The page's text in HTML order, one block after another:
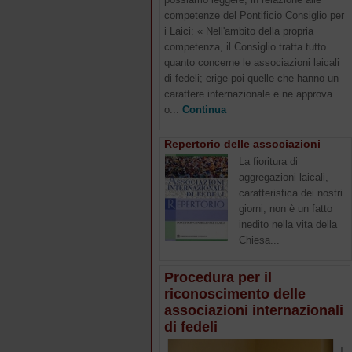
competenze del Pontificio Consiglio per
i Laici: « Nell'ambito della propria
competenza, il Consiglio tratta tutto
quanto concerne le associazioni laicali
di fedeli; erige poi quelle che hanno un
carattere internazionale e ne approva
o... Continua
Repertorio delle associazioni
La fioritura di
aggregazioni laicali,
caratteristica dei nostri
giorni, non è un fatto
inedito nella vita della
Chiesa...
Procedura per il
riconoscimento delle
associazioni internazionali
di fedeli